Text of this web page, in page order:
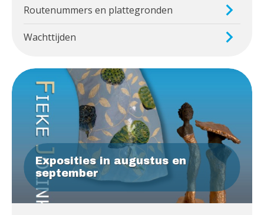
Routenummers en plattegronden
Wachttijden
Exposities in augustus en
september